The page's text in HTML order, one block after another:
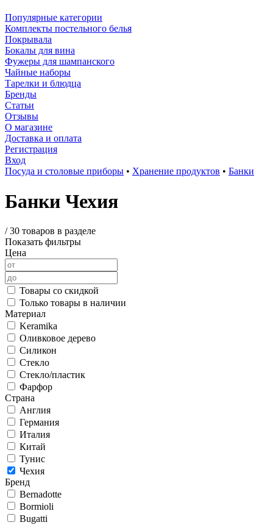
Популярные категории
Комплекты постельного белья
Покрывала
Бокалы для вина
Фужеры для шампанского
Чайные наборы
Тарелки и блюдца
Бренды
Статьи
Отзывы
О магазине
Доставка и оплата
Регистрация
Вход
Посуда и столовые приборы • Хранение продуктов • Банки
Банки Чехия
/30 товаров в разделе
Показать фильтры
Цена
Товары со скидкой
Только товары в наличии
Материал
Keramika
Оливковое дерево
Силикон
Стекло
Стекло/пластик
Фарфор
Страна
Англия
Германия
Италия
Китай
Тунис
Чехия
Бренд
Bernadotte
Bormioli
Bugatti